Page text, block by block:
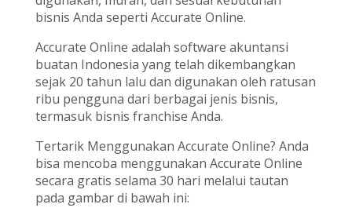
bisnis Anda seperti Accurate Online.
Accurate Online adalah software akuntansi
buatan Indonesia yang telah dikembangkan
sejak 20 tahun lalu dan digunakan oleh ratusan
ribu pengguna dari berbagai jenis bisnis,
termasuk bisnis franchise Anda.
Tertarik Menggunakan Accurate Online? Anda
bisa mencoba menggunakan Accurate Online
secara gratis selama 30 hari melalui tautan
pada gambar di bawah ini: